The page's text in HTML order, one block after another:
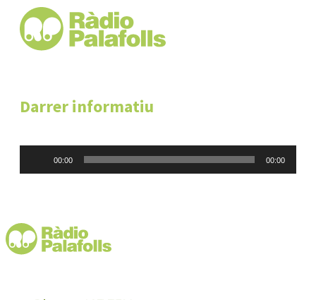
Darrer informatiu
00:00 00:00